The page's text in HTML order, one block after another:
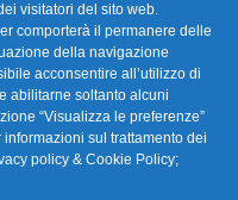
visitatori del sito web.
comporterà il permanere delle
della navigazione
acconsentire all’utilizzo di
abilitarne soltanto alcuni
“Visualizza le preferenze”
sul trattamento dei
policy & Cookie Policy;